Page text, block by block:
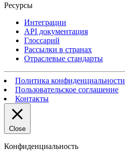
Ресурсы
Интеграции
API документация
Глоссарий
Рассылки в странах
Отраслевые стандарты
Политика конфиденциальности
Пользовательское соглашение
Контакты
Close
Конфиденциальность